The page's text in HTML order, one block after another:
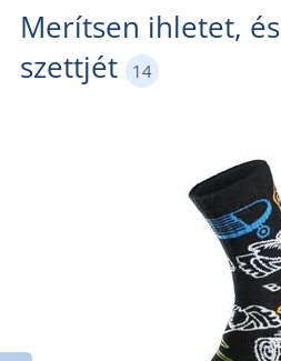
Merítsen ihletet,
szettjét
14